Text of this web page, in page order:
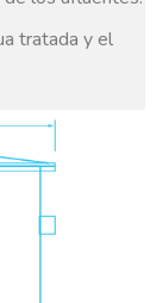
tratada y el